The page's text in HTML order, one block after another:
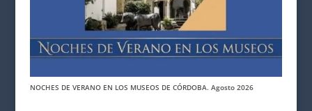
NOCHES DE VERANO EN LOS MUSEOS DE CÓRDOBA. Agosto 2026